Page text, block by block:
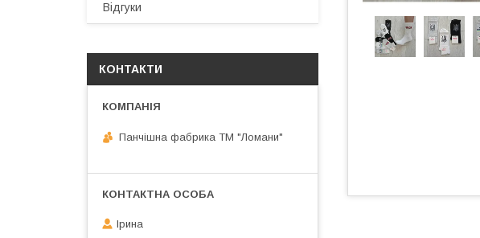
Відгуки
КОНТАКТИ
Панчішна фабрика ТМ "Ломани"
Ірина